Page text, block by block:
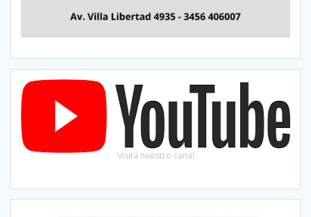
Visitá nuestro canal